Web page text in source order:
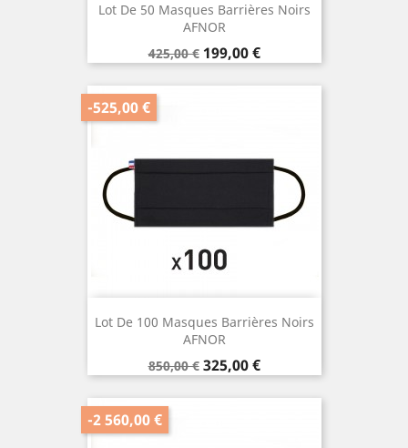
Lot De 50 Masques Barrières Noirs
AFNOR
Prix
de
base
425,00 € Prix
199,00 €
Lot De 100 Masques Barrières Noirs
AFNOR
Prix
de
base
850,00 €
-525,00 €
Prix
325,00 €
-2 560,00 €